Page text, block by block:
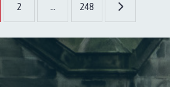
2 ... 248